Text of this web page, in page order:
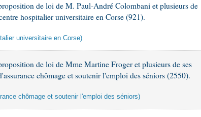
de loi de M. Paul-André Colombani et plusieurs de
hospitalier universitaire en Corse (921).
universitaire en Corse)
de loi de Mme Martine Froger et plusieurs de ses
chômage et soutenir l'emploi des séniors (2550).
chômage et soutenir l'emploi des séniors)